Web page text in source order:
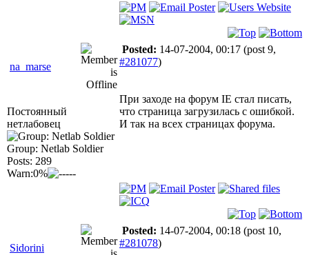
na_marse
Posted: 14-07-2004, 00:17 (post 9,
#281077)
Постоянный
нетлабовец
Group: Netlab Soldier
Posts: 289
Warn:0%
При заходе на форум IE стал писать,
что страница загрузилась с ошибкой.
И так на всех страницах форума.
Sidorini
Posted: 14-07-2004, 00:18 (post 10,
#281078)